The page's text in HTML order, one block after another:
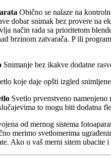
Obično se nalaze na
dobar snimak bez provere na
način rada sa prioritetom
brzinom zatvarača. P ili
Snimanje bez ikakve dodatne
koje daje opšti izgled
Svetlo prvenstveno
to mogu biti dodatna
od mernog sistema
merimo svetlomerima
Ako u vaš merni sitem